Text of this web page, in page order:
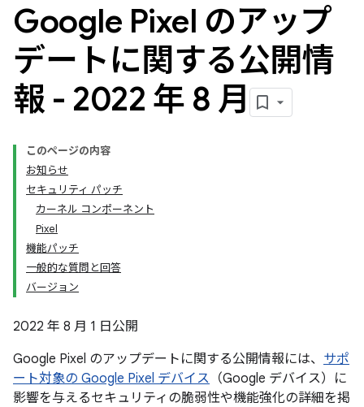
Google Pixel のアップ
デートに関する公開情
報 - 2022 年 8 月
このページの内容
お知らせ
セキュリティ パッチ
カーネル コンポーネント
Pixel
機能パッチ
一般的な質問と回答
バージョン
2022 年 8 月 1 日公開
Google Pixel のアップデートに関する公開情報には、 サポ
ート対象の Google Pixel デバイス （Google デバイス）に
影響を与えるセキュリティの脆弱性や機能強化の詳細を掲